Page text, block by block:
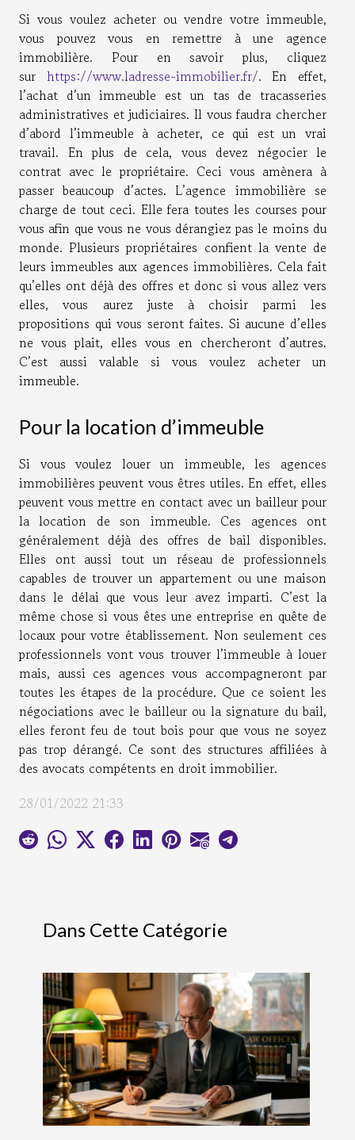
Si vous voulez acheter ou vendre votre immeuble,
vous pouvez vous en remettre à une agence
immobilière. Pour en savoir plus, cliquez
sur https://www.ladresse-immobilier.fr/. En effet,
l’achat d’un immeuble est un tas de tracasseries
administratives et judiciaires. Il vous faudra chercher
d’abord l’immeuble à acheter, ce qui est un vrai
travail. En plus de cela, vous devez négocier le
contrat avec le propriétaire. Ceci vous amènera à
passer beaucoup d’actes. L’agence immobilière se
charge de tout ceci. Elle fera toutes les courses pour
vous afin que vous ne vous dérangiez pas le moins du
monde. Plusieurs propriétaires confient la vente de
leurs immeubles aux agences immobilières. Cela fait
qu’elles ont déjà des offres et donc si vous allez vers
elles, vous aurez juste à choisir parmi les
propositions qui vous seront faites. Si aucune d’elles
ne vous plait, elles vous en chercheront d’autres.
C’est aussi valable si vous voulez acheter un
immeuble.
Pour la location d’immeuble
Si vous voulez louer un immeuble, les agences
immobilières peuvent vous êtres utiles. En effet, elles
peuvent vous mettre en contact avec un bailleur pour
la location de son immeuble. Ces agences ont
généralement déjà des offres de bail disponibles.
Elles ont aussi tout un réseau de professionnels
capables de trouver un appartement ou une maison
dans le délai que vous leur avez imparti. C’est la
même chose si vous êtes une entreprise en quête de
locaux pour votre établissement. Non seulement ces
professionnels vont vous trouver l’immeuble à louer
mais, aussi ces agences vous accompagneront par
toutes les étapes de la procédure. Que ce soient les
négociations avec le bailleur ou la signature du bail,
elles feront feu de tout bois pour que vous ne soyez
pas trop dérangé. Ce sont des structures affiliées à
des avocats compétents en droit immobilier.
28/01/2022 21:33
Dans Cette Catégorie